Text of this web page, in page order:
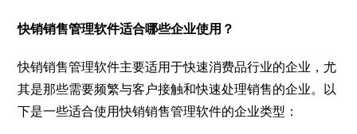
快销销售管理软件适合哪些企业使用？
快销销售管理软件主要适用于快速消费品行业的企业，尤
其是那些需要频繁与客户接触和快速处理销售的企业。以
下是一些适合使用快销销售管理软件的企业类型：